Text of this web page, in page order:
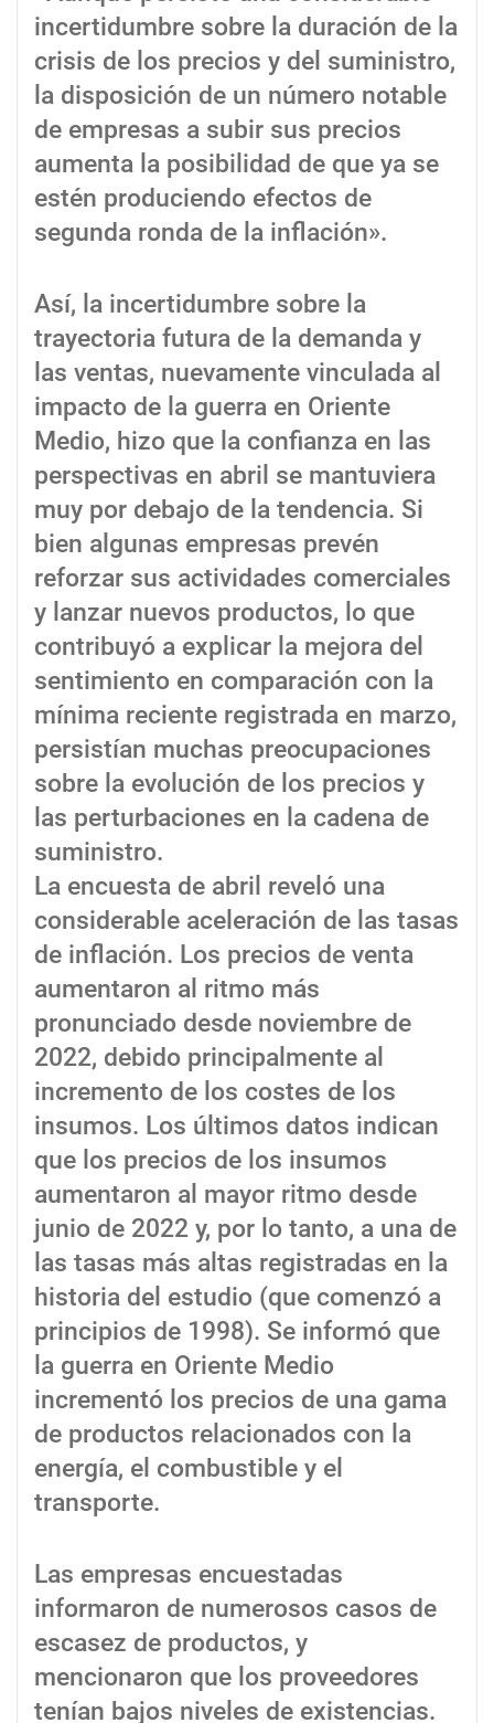
incertidumbre sobre la duración de la
crisis de los precios y del suministro,
la disposición de un número notable
de empresas a subir sus precios
aumenta la posibilidad de que ya se
estén produciendo efectos de
segunda ronda de la inflación».
Así, la incertidumbre sobre la
trayectoria futura de la demanda y
las ventas, nuevamente vinculada al
impacto de la guerra en Oriente
Medio, hizo que la confianza en las
perspectivas en abril se mantuviera
muy por debajo de la tendencia. Si
bien algunas empresas prevén
reforzar sus actividades comerciales
y lanzar nuevos productos, lo que
contribuyó a explicar la mejora del
sentimiento en comparación con la
mínima reciente registrada en marzo,
persistían muchas preocupaciones
sobre la evolución de los precios y
las perturbaciones en la cadena de
suministro.
La encuesta de abril reveló una
considerable aceleración de las tasas
de inflación. Los precios de venta
aumentaron al ritmo más
pronunciado desde noviembre de
2022, debido principalmente al
incremento de los costes de los
insumos. Los últimos datos indican
que los precios de los insumos
aumentaron al mayor ritmo desde
junio de 2022 y, por lo tanto, a una de
las tasas más altas registradas en la
historia del estudio (que comenzó a
principios de 1998). Se informó que
la guerra en Oriente Medio
incrementó los precios de una gama
de productos relacionados con la
energía, el combustible y el
transporte.
Las empresas encuestadas
informaron de numerosos casos de
escasez de productos, y
mencionaron que los proveedores
tenían bajos niveles de existencias.